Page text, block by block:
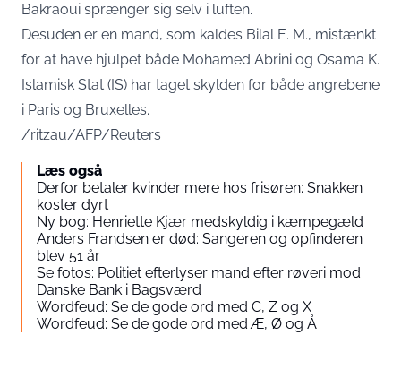
Bakraoui sprænger sig selv i luften.
Desuden er en mand, som kaldes Bilal E. M., mistænkt
for at have hjulpet både Mohamed Abrini og Osama K.
Islamisk Stat (IS) har taget skylden for både angrebene
i Paris og Bruxelles.
/ritzau/AFP/Reuters
Læs også
Derfor betaler kvinder mere hos frisøren: Snakken
koster dyrt
Ny bog: Henriette Kjær medskyldig i kæmpegæld
Anders Frandsen er død: Sangeren og opfinderen
blev 51 år
Se fotos: Politiet efterlyser mand efter røveri mod
Danske Bank i Bagsværd
Wordfeud: Se de gode ord med C, Z og X
Wordfeud: Se de gode ord med Æ, Ø og Å